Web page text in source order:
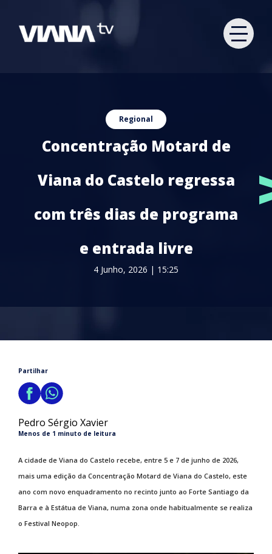
Regional
Concentração Motard de
Viana do Castelo regressa
com três dias de programa
e entrada livre
4 Junho, 2026 | 15:25
Partilhar
Pedro Sérgio Xavier
Menos de 1 minuto de leitura
A cidade de Viana do Castelo recebe, entre 5 e 7 de junho de 2026,
mais uma edição da Concentração Motard de Viana do Castelo, este
ano com novo enquadramento no recinto junto ao Forte Santiago da
Barra e à Estátua de Viana, numa zona onde habitualmente se realiza
o Festival Neopop.